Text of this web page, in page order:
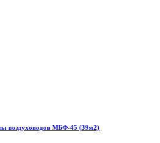
воздуховодов МБФ-45 (39м2)